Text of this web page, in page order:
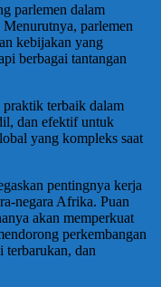
parlemen dalam
parlemen
kebijakan yang
berbagai tantangan
praktik terbaik dalam
dan efektif untuk
yang kompleks saat
pentingnya kerja
negara Afrika. Puan
akan memperkuat
perkembangan
terbarukan, dan